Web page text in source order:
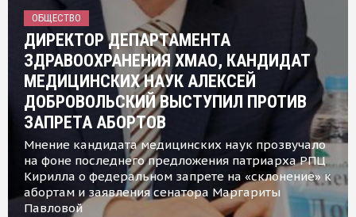
ОБЩЕСТВО
ДИРЕКТОР ДЕПАРТАМЕНТА
ЗДРАВООХРАНЕНИЯ ХМАО, КАНДИДАТ
МЕДИЦИНСКИХ НАУК АЛЕКСЕЙ
ДОБРОВОЛЬСКИЙ ВЫСТУПИЛ ПРОТИВ
ЗАПРЕТА АБОРТОВ
Мнение кандидата медицинских наук прозвучало
на фоне последнего предложения патриарха РПЦ
Кирилла о федеральном запрете на «склонение» к
абортам и заявления сенатора Маргариты
Павловой